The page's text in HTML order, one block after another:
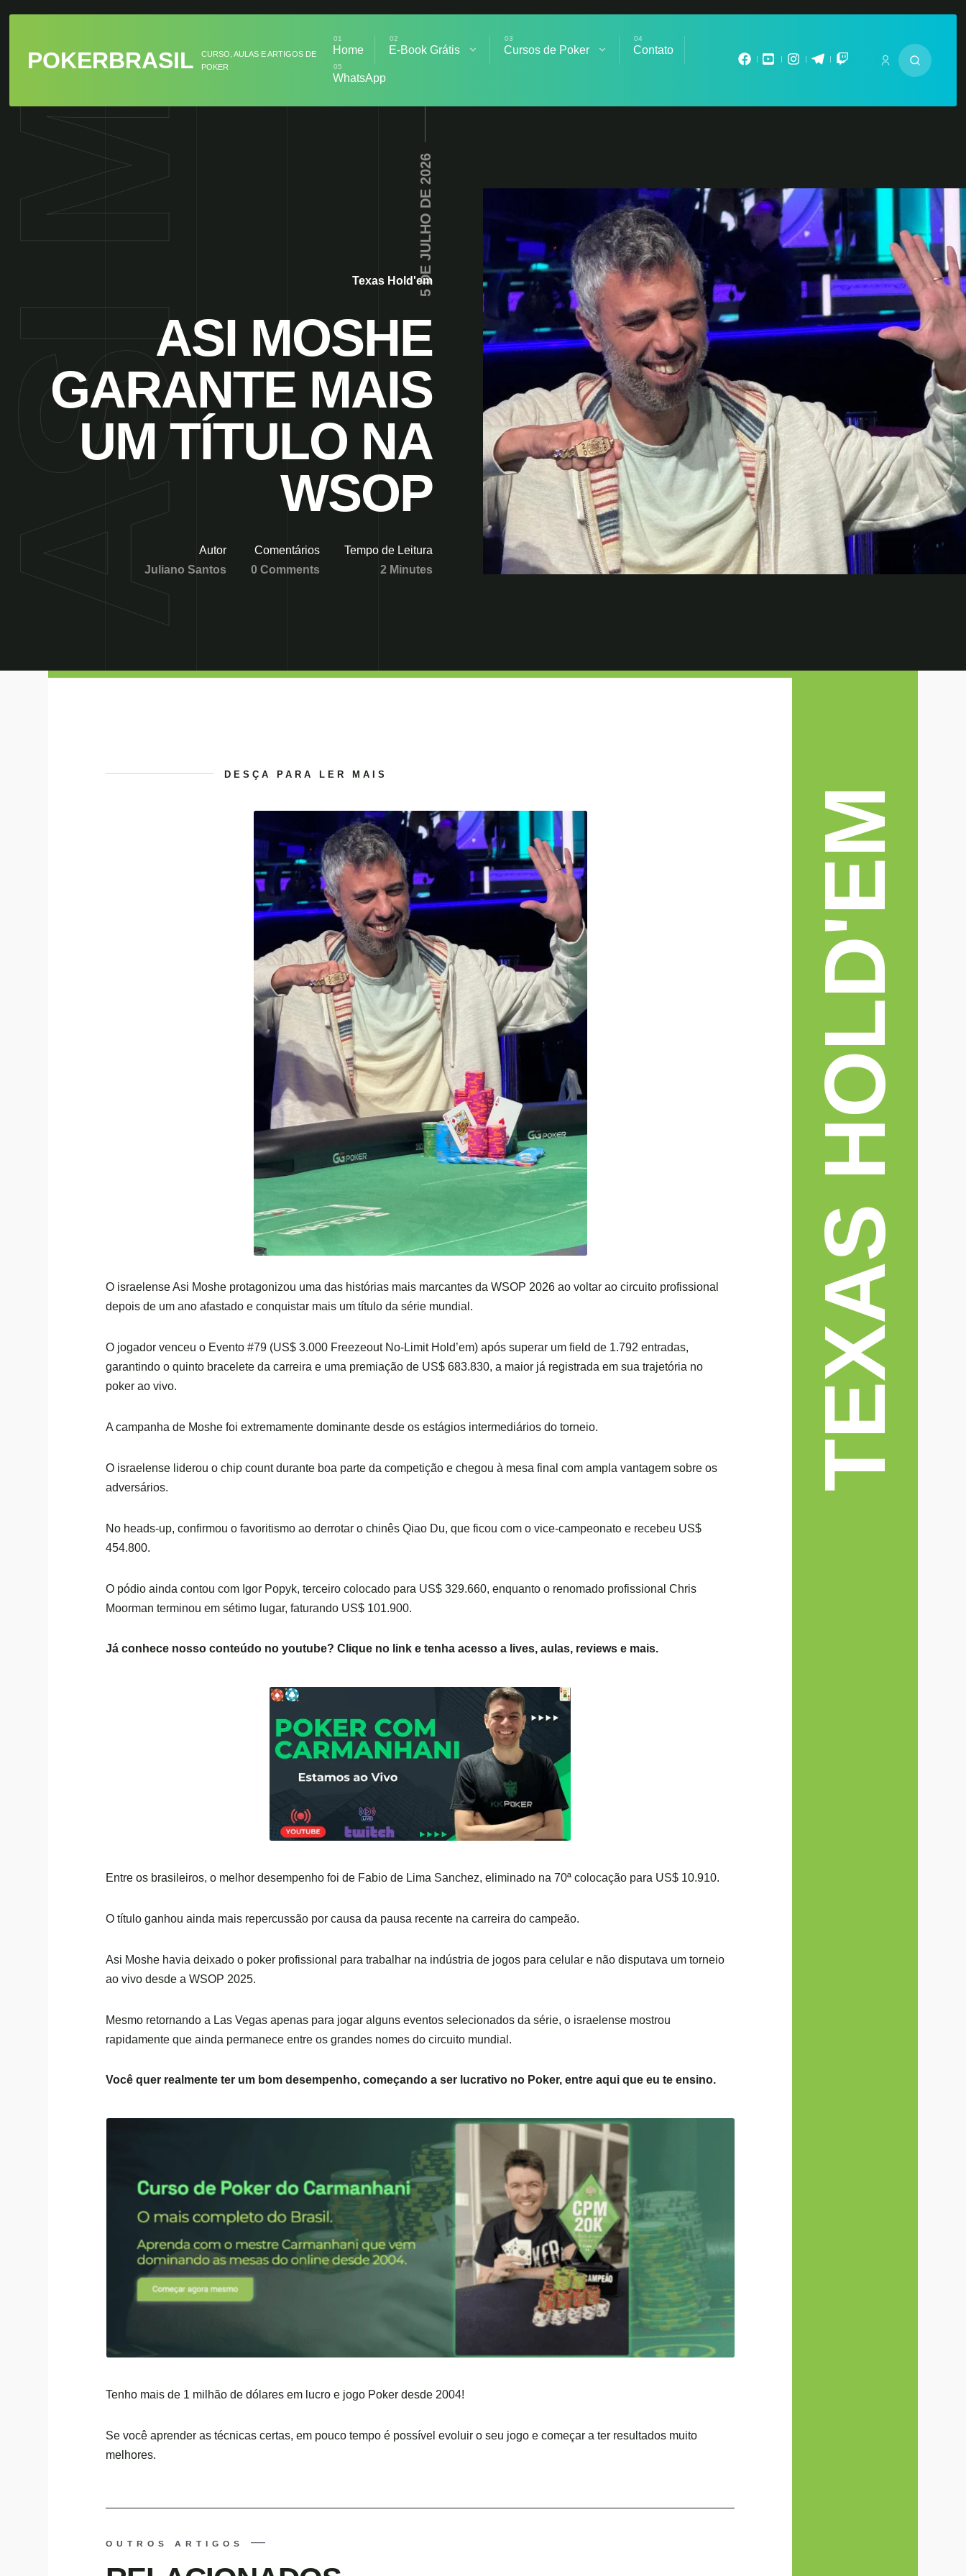
POKERBRASIL
CURSO, AULAS E ARTIGOS DE
POKER
Home E-Book Grátis Cursos de Poker Contato
WhatsApp
5 DE JULHO DE 2026
Texas Hold'em
ASI MOSHE
GARANTE MAIS
UM TÍTULO NA
WSOP
Autor
Juliano Santos
Comentários
0 Comments
Tempo de Leitura
2 Minutes
DESÇA PARA LER MAIS
O israelense Asi Moshe protagonizou uma das histórias mais marcantes da WSOP 2026 ao voltar ao circuito profissional
depois de um ano afastado e conquistar mais um título da série mundial.
O jogador venceu o Evento #79 (US$ 3.000 Freezeout No-Limit Hold’em) após superar um field de 1.792 entradas,
garantindo o quinto bracelete da carreira e uma premiação de US$ 683.830, a maior já registrada em sua trajetória no
poker ao vivo.
A campanha de Moshe foi extremamente dominante desde os estágios intermediários do torneio.
O israelense liderou o chip count durante boa parte da competição e chegou à mesa final com ampla vantagem sobre os
adversários.
No heads-up, confirmou o favoritismo ao derrotar o chinês Qiao Du, que ficou com o vice-campeonato e recebeu US$
454.800.
O pódio ainda contou com Igor Popyk, terceiro colocado para US$ 329.660, enquanto o renomado profissional Chris
Moorman terminou em sétimo lugar, faturando US$ 101.900.
Já conhece nosso conteúdo noyoutube? Clique no link e tenha acesso a lives, aulas, reviews e mais.
Entre os brasileiros, o melhor desempenho foi de Fabio de Lima Sanchez, eliminado na 70ª colocação para US$ 10.910.
O título ganhou ainda mais repercussão por causa da pausa recente na carreira do campeão.
Asi Moshe havia deixado o poker profissional para trabalhar na indústria de jogos para celular e não disputava um torneio
ao vivo desde a WSOP 2025.
Mesmo retornando a Las Vegas apenas para jogar alguns eventos selecionados da série, o israelense mostrou
rapidamente que ainda permanece entre os grandes nomes do circuito mundial.
Você quer realmente ter um bom desempenho, começando a ser lucrativo no Poker,entre aquique eu te ensino.
Tenho mais de 1 milhão de dólares em lucro e jogo Poker desde 2004!
Se você aprender as técnicas certas, em pouco tempo é possível evoluir o seu jogo e começar a ter resultados muito
melhores.
OUTROS ARTIGOS
TEXAS HOLD'EM